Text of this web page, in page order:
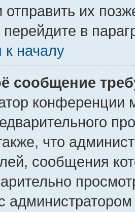
отправить их
в
к началу
сообщение
конференции
что
сообщения